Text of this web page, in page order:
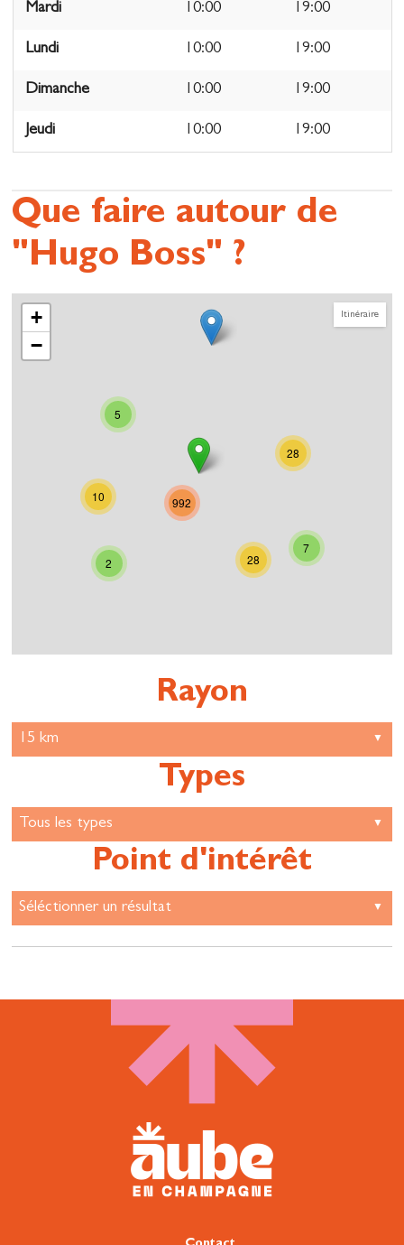
Mardi 10:00 19:00
Lundi 10:00 19:00
Dimanche 10:00 19:00
Jeudi 10:00 19:00
Que faire autour de
"Hugo Boss" ?
Itinéraire
2
7
5
10
28
28
992
+
−
Rayon
Types
Point d'intérêt